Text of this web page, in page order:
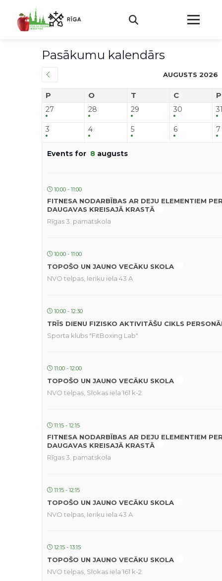
Pasākumu kalendārs
AUGUSTS 2026
P O T C
27 28 29 30
3 4 5 6 7
Events for 8 augusts
10:00 - 11:00
FITNESA NODARBĪBAS AR DEJU ELEMENTIEM
DAUGAVAS KREISAJĀ KRASTĀ
Rīgas 3. pamatskola
10:00 - 11:00
TOPOŠO UN JAUNO VECĀKU SKOLA
NVO telpas, Ieriķu iela 43 A
10:00 - 12:30
TRĪS DIENU FIZISKO AKTIVITĀŠU CIKLS
Sporta klubs "FitBoxing Lab"
11:00 - 12:00
TOPOŠO UN JAUNO VECĀKU SKOLA
NVO telpas, Slokas iela 161 k-2
11:15 - 12:15
FITNESA NODARBĪBAS AR DEJU ELEMENTIEM
DAUGAVAS KREISAJĀ KRASTĀ
Rīgas 3. pamatskola
11:15 - 12:15
TOPOŠO UN JAUNO VECĀKU SKOLA
NVO telpas, Ieriķu iela 43 A
12:15 - 13:15
TOPOŠO UN JAUNO VECĀKU SKOLA
NVO telpas, Slokas iela 161 k-2